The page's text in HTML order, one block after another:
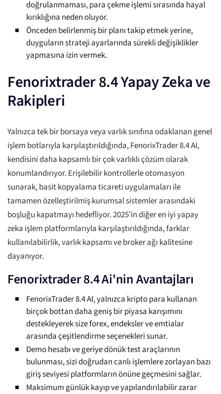
doğrulanmaması, para çekme işlemi sırasında hayal
kırıklığına neden oluyor.
Önceden belirlenmiş bir planı takip etmek yerine,
duyguların strateji ayarlarında sürekli değişiklikler
yapmasına izin vermek.
Fenorixtrader 8.4 Yapay Zeka ve
Rakipleri
Yalnızca tek bir borsaya veya varlık sınıfına odaklanan genel
işlem botlarıyla karşılaştırıldığında, FenorixTrader 8.4 AI,
kendisini daha kapsamlı bir çok varlıklı çözüm olarak
konumlandırıyor. Erişilebilir kontrollerle otomasyon
sunarak, basit kopyalama ticareti uygulamaları ile
tamamen özelleştirilmiş kurumsal sistemler arasındaki
boşluğu kapatmayı hedefliyor. 2025'in diğer en iyi yapay
zeka işlem platformlarıyla karşılaştırıldığında, farklar
kullanılabilirlik, varlık kapsamı ve broker ağı kalitesine
dayanıyor.
Fenorixtrader 8.4 Ai'nin Avantajları
FenorixTrader 8.4 AI, yalnızca kripto para kullanan
birçok bottan daha geniş bir piyasa karışımını
destekleyerek size forex, endeksler ve emtialar
arasında çeşitlendirme seçenekleri sunar.
Demo hesabı ve geriye dönük test araçlarının
bulunması, sizi doğrudan canlı işlemlere zorlayan bazı
giriş seviyesi platformların önüne geçmesini sağlar.
Maksimum günlük kayıp ve yapılandırılabilir zarar